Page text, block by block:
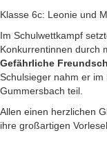
Klasse 6c: Leonie und
Im Schulwettkampf
Konkurrentinnen durch
Gefährliche
Schulsieger nahm er
Gummersbach teil.
Allen einen herzlichen
ihre großartigen